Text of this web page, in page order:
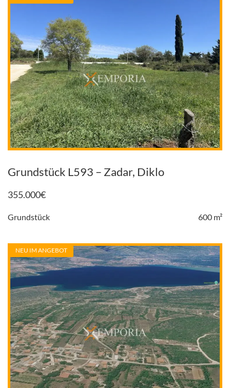
Grundstück L593 – Zadar, Diklo
355.000€
Grundstück 600 m²
NEU IM ANGEBOT